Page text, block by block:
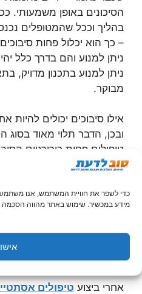
כדי לשפר את חוויית המשתמש, אנו
מידע במכשיר. שימוש באתר מהווה הסכמה
הסיכונים באופן משמעותי.
בהליך וככל שהמטופלים
– כך הוא יכלול פחות
ניתן למנוע והם בדרך כלל
ניתן למנוע בתכנון מדויק,
מבוקר.
אילו סיבוכים יכולים להיות
ובכן, הדבר תלוי מאוד בסוג
טיפולים פחות כירורגיים
ורובם יהיו קשורים בדרך כזו
כירורגי ישנם סיבוכים כמו
דימום, בעיות בהתאחות
תהליך ההחלמה
אסתטיים
אחרי ביצוע טיפולים